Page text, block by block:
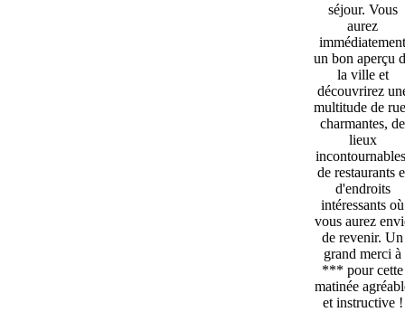
séjour. Vous
aurez
immédiatement
un bon aperçu
la ville et
découvrirez
multitude de
charmantes, de
lieux
de restaurants
d'endroits
intéressants où
vous aurez
de revenir. Un
grand merci à
*** pour cette
matinée
et instructive !